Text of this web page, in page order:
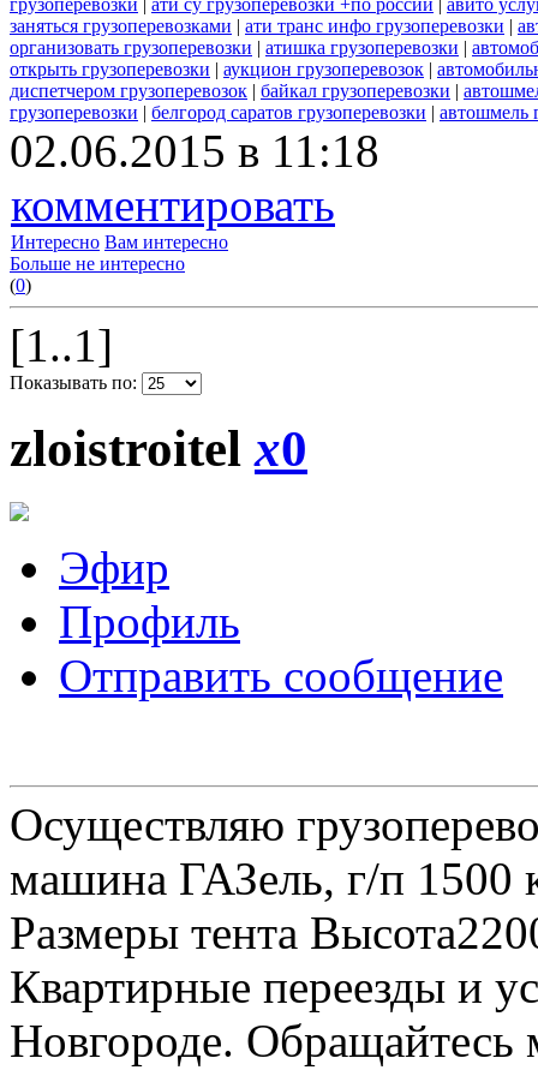
грузоперевозки ати су грузоперевозки +по россии
авито
заняться грузоперевозками | ати транс инфо грузоперевозки |
организовать грузоперевозки | атишка грузоперевозки |
открыть грузоперевозки | аукцион грузоперевозок |
диспетчером грузоперевозок | байкал грузоперевозки |
грузоперевозки | белгород саратов грузоперевозки | автошмель
02.06.2015 в 11:18
комментировать
Интересно Вам интересно
Больше не интересно
(0)
[1..1]
Показывать по:
zloistroitelx0
Эфир
Профиль
Отправить сообщение
Осуществляю
машина ГАЗель, г/п 1500
Размеры тента
Квартирные переезды и
Новгороде.